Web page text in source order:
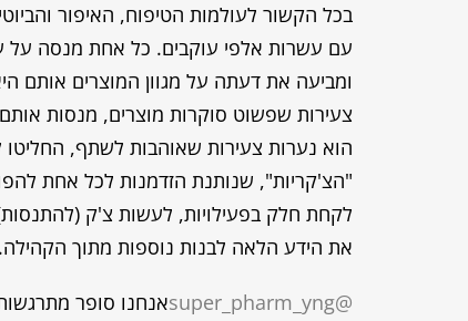
בכל הקשור לעולמות הטיפוח, האיפור
עם עשרות אלפי עוקבים. כל אחת מנסה על
ומביעה את דעתה על מגוון המוצרים אותם
צעירות שפשוט סוקרות מוצרים, מנסות
הוא נערות צעירות שאוהבות לשתף,
"הצ'קריות", שנותנת הזדמנות לכל אחת
לקחת חלק בפעילויות, לעשות צ'ק
את הידע הלאה לבנות נוספות מתוך הקהילה.
@super_pharm_yng
אנחנו סופר